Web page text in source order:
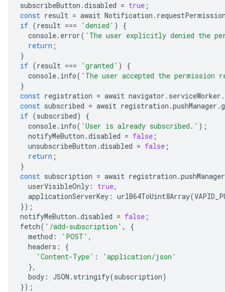
subscribeButton .disabled = true ;
const result = await Notification .
if (result === 'denied' )
{
console. error( 'The user explicitly denied the
return ;
}
if (result === 'granted' )
{
console. info( 'The user accepted the permission
}
const registration = await navigator . serviceWorker .
const subscribed = await registration .pushManager .
if (subscribed)
{
console. info( 'User is already subscribed.' );
notifyMeButton .disabled = false ;
unsubscribeButton .disabled = false ;
return ;
}
const subscription = await registration .pushManager
userVisibleOnly : true,
applicationServerKey : urlB64ToUint8Array(
});
notifyMeButton .disabled = false ;
fetch( '/add-subscription' ,
{
method : 'POST' ,
headers :
{
'Content-Type' :
'application/json'
},
body : JSON . stringify(subscription)
});